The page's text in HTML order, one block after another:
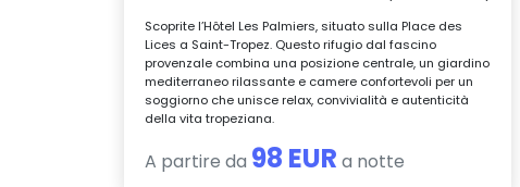
Scoprite l’Hôtel Les Palmiers, situato sulla Place des
Lices a Saint-Tropez. Questo rifugio dal fascino
provenzale combina una posizione centrale, un giardino
mediterraneo rilassante e camere confortevoli per un
soggiorno che unisce relax, convivialità e autenticità
della vita tropeziana.
A partire da 98 EUR a notte